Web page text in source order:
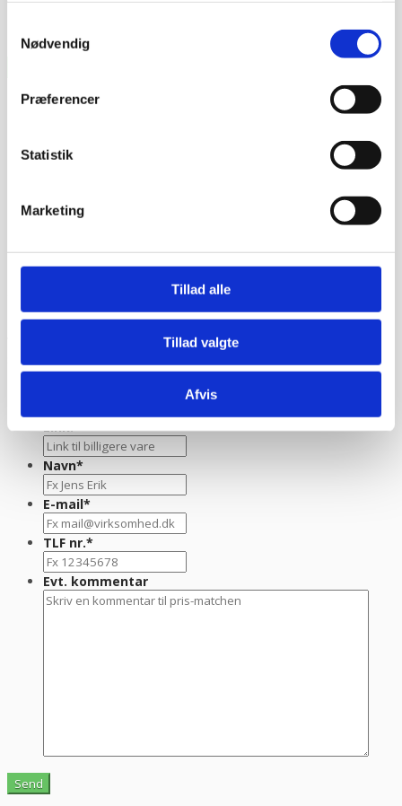
Nødvendig
Præferencer
Statistik
Marketing
Tillad alle
Tillad valgte
Afvis
Har du fundet et billigere produkt som vi skal pris matche?
Vi skal blot modtage et link hvor den tiltalte pris er set,
således vi kan vende tilbage med den skarpeste pris.
Link:*
Navn*
E-mail*
TLF nr.*
Evt. kommentar